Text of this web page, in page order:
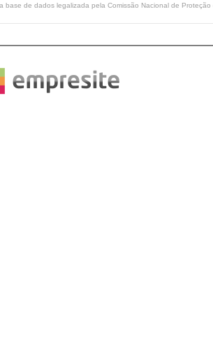
base de dados legalizada pela Comissão Nacional de